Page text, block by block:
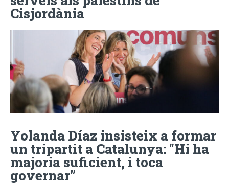
Cisjordània
Yolanda Díaz insisteix a formar
un tripartit a Catalunya: “Hi ha
majoria suficient, i toca
governar”